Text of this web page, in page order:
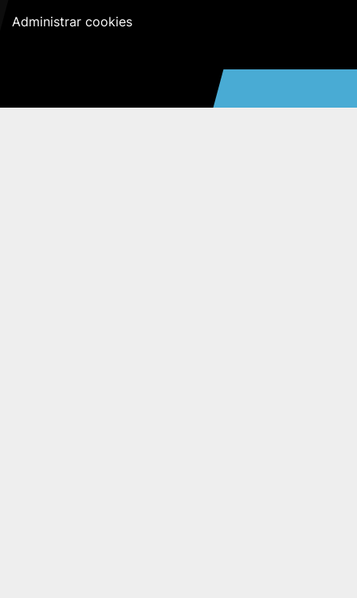
Administrar cookies